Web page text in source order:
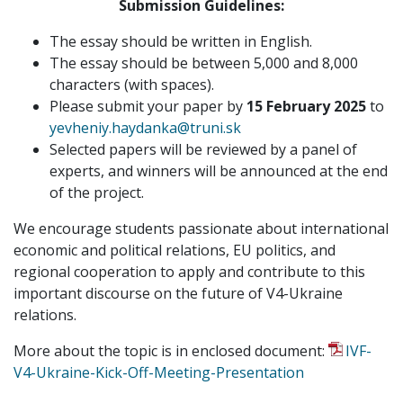
Submission Guidelines:
The essay should be written in English.
The essay should be between 5,000 and 8,000
characters (with spaces).
Please submit your paper by 15 February 2025to
yevheniy.haydanka@truni.sk
Selected papers will be reviewed by a panel of
experts, and winners will be announced at the end
of the project.
We encourage students passionate about international
economic and political relations, EU politics, and
regional cooperation to apply and contribute to this
important discourse on the future of V4-Ukraine
relations.
More about the topic is in enclosed document:
IVF-
V4-Ukraine-Kick-Off-Meeting-Presentation